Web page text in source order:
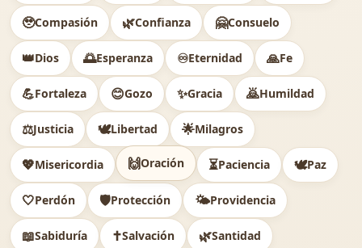
🥹Compasión 🌿Confianza 🤗Consuelo
👑Dios 🌅Esperanza ♾️Eternidad 🙏Fe
💪Fortaleza 😊Gozo ✨Gracia 🙇Humildad
⚖️Justicia 🕊Libertad 🌟Milagros
💖Misericordia 🙌Oración ⏳Paciencia 🕊️Paz
🤍Perdón 🛡️Protección 🌤️Providencia
📖Sabiduría ✝️Salvación 🌿Santidad